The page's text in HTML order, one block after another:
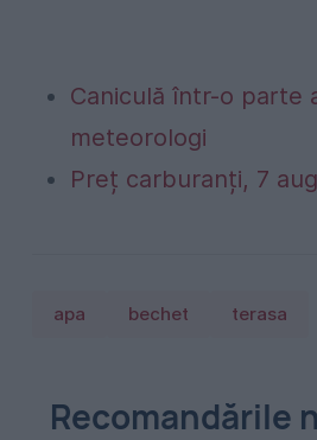
Caniculă într-o parte
meteorologi
Preț carburanți, 7
apa bechet terasa
Recomandările